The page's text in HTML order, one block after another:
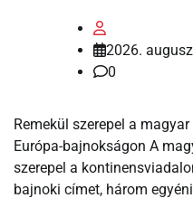
2026.
0
Remekül szerepel a
Európa-bajnokságon A
szerepel a
bajnoki címet, három